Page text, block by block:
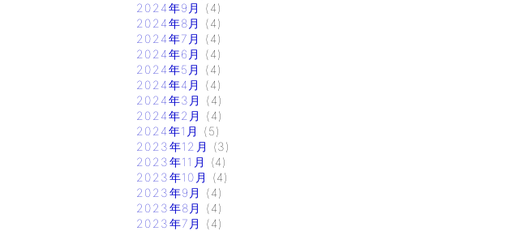
2024年9月
(4)
2024年8月
(4)
2024年7月
(4)
2024年6月
(4)
2024年5月
(4)
2024年4月
(4)
2024年3月
(4)
2024年2月
(4)
2024年1月
(5)
2023年12月
(3)
2023年11月
(4)
2023年10月
(4)
2023年9月
(4)
2023年8月
(4)
2023年7月
(4)